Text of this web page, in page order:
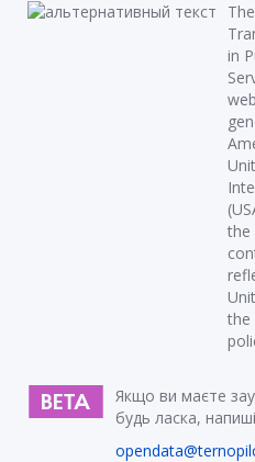
in
the
the
Якщо ви маєте
будь ласка,